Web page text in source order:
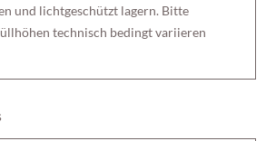
und lichtgeschützt lagern. Bitte
technisch bedingt variieren